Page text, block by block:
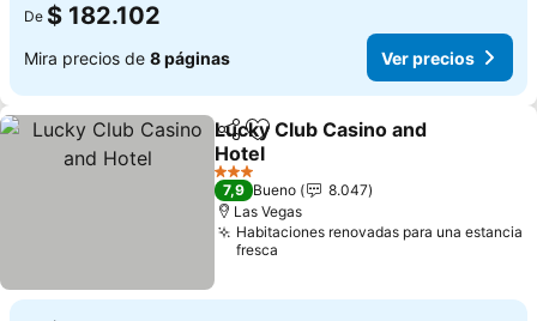
De $ 182.102
Mira precios de 8 páginas Ver precios
CompartirAgregar a favoritos
Lucky Club Casino and
Hotel
Ver precios
3 Estrellas
7,9 Bueno
8.047
Las Vegas
Habitaciones renovadas para una estancia
fresca